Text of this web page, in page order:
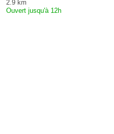
2.9 km
Ouvert jusqu'à 12h